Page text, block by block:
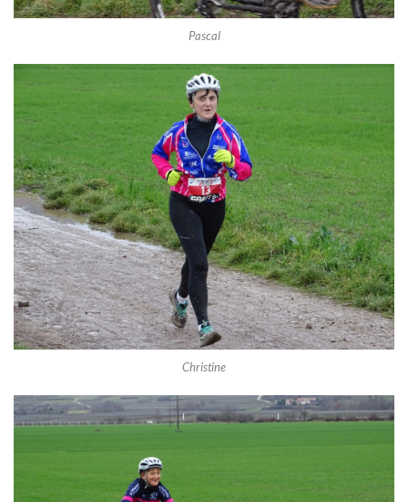
Pascal
Christine